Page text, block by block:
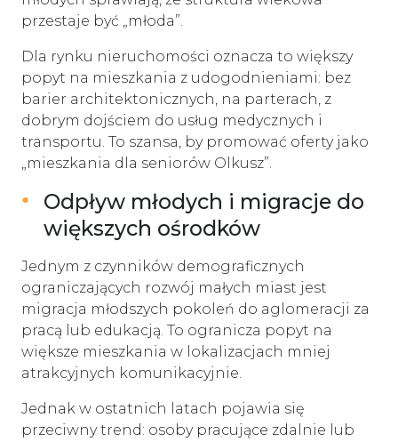
przestaje być „młoda”.
Dla rynku nieruchomości oznacza to większy
popyt na mieszkania z udogodnieniami: bez
barier architektonicznych, na parterach, z
dobrym dojściem do usług medycznych i
transportu. To szansa, by promować oferty jako
„mieszkania dla seniorów Olkusz”.
Odpływ młodych i migracje do
większych ośrodków
Jednym z czynników demograficznych
ograniczających rozwój małych miast jest
migracja młodszych pokoleń do aglomeracji za
pracą lub edukacją. To ogranicza popyt na
większe mieszkania w lokalizacjach mniej
atrakcyjnych komunikacyjnie.
Jednak w ostatnich latach pojawia się
przeciwny trend: osoby pracujące zdalnie lub